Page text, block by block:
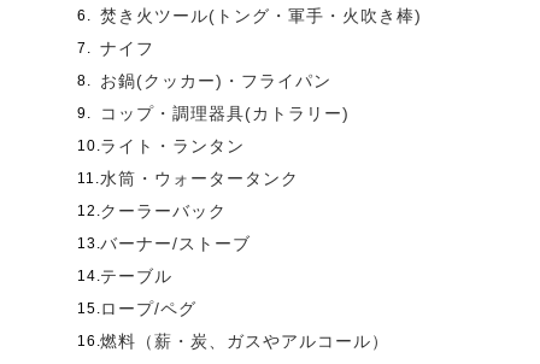
焚き火ツール(トング・軍手・火吹き棒)
ナイフ
お鍋(クッカー)・フライパン
コップ・調理器具(カトラリー)
ライト・ランタン
水筒・ウォータータンク
クーラーバック
バーナー/ストーブ
テーブル
ロープ/ペグ
燃料（薪・炭、ガスやアルコール）